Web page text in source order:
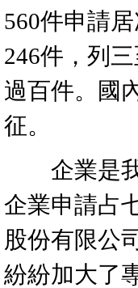
560件申請
246件，列
過百件。國
征。
企業是我
企業申請占
股份有限公
紛紛加大了